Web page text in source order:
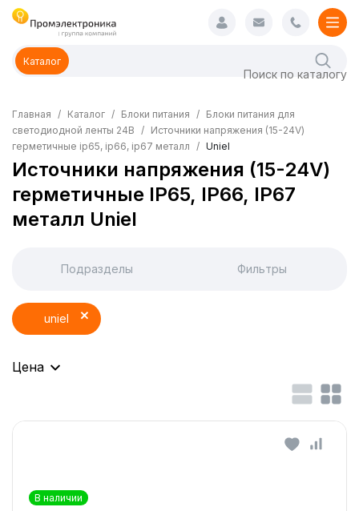
Каталог
Главная Каталог Блоки питания
Блоки питания для
светодиодной ленты 24В
Источники напряжения (15-24V)
герметичные ip65, ip66, ip67 металл
Uniel
Источники напряжения (15-24V)
герметичные IP65, IP66, IP67
металл Uniel
Подразделы Фильтры
uniel
Цена
В наличии